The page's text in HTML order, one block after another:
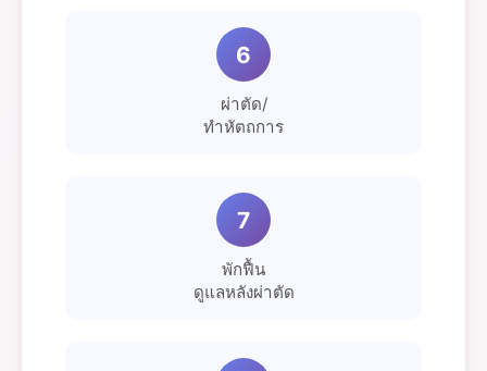
6
ผ่าตัด/
ทำหัตถการ
7
พักฟื้น
ดูแลหลังผ่าตัด